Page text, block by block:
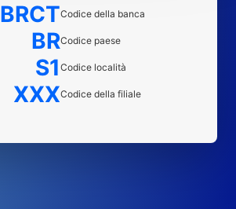
BRCTCodice della banca
BRCodice paese
S1 Codice località
XXXCodice della filiale